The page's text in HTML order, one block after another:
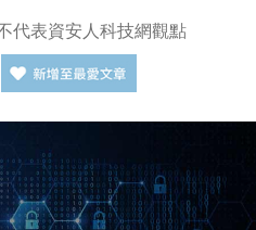
代表資安人科技網觀點